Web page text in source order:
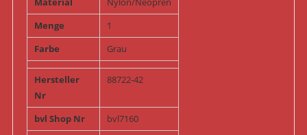
Menge
1
Farbe
Grau
Hersteller
Nr
88722-42
bvl Shop Nr
bvl7160